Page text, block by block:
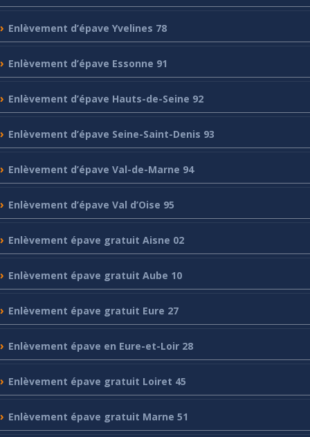
Enlèvement d’épave Yvelines 78
Enlèvement d’épave Essonne 91
Enlèvement d’épave Hauts-de-Seine 92
Enlèvement d’épave Seine-Saint-Denis 93
Enlèvement d’épave Val-de-Marne 94
Enlèvement d’épave Val d’Oise 95
Enlèvement épave gratuit Aisne 02
Enlèvement épave gratuit Aube 10
Enlèvement épave gratuit Eure 27
Enlèvement épave en Eure-et-Loir 28
Enlèvement épave gratuit Loiret 45
Enlèvement épave gratuit Marne 51